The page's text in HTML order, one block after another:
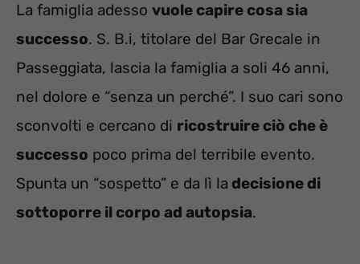
La famiglia adesso vuole capire cosa sia
successo. S. B.i, titolare del Bar Grecale in
Passeggiata, lascia la famiglia a soli 46 anni,
nel dolore e “senza un perché”. I suo cari sono
sconvolti e cercano di ricostruire ciò che è
successo poco prima del terribile evento.
Spunta un “sospetto” e da lì la decisione di
sottoporre il corpo ad autopsia.